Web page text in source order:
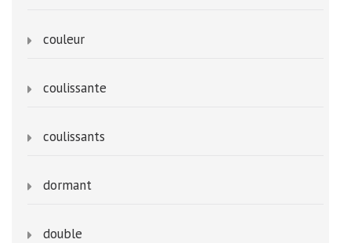
couleur
coulissante
coulissants
dormant
double